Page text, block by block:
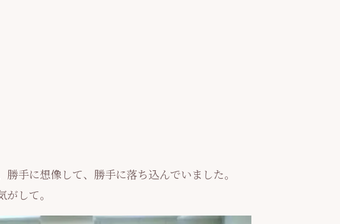
手に想像して、勝手に落ち込んでいました。
して。